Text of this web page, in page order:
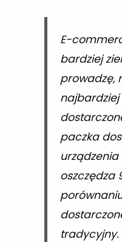
E-
bardziej
prowadzę,
najbardziej
paczka
urządzenia
oszczędza
tradycyjny.